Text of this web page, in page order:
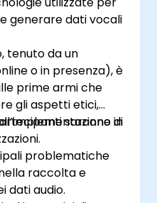
generare dati vocali
tenuto da un
o in presenza), è
prime armi che
gli aspetti etici,
di
saranno in
problematiche
raccolta e
dati audio.